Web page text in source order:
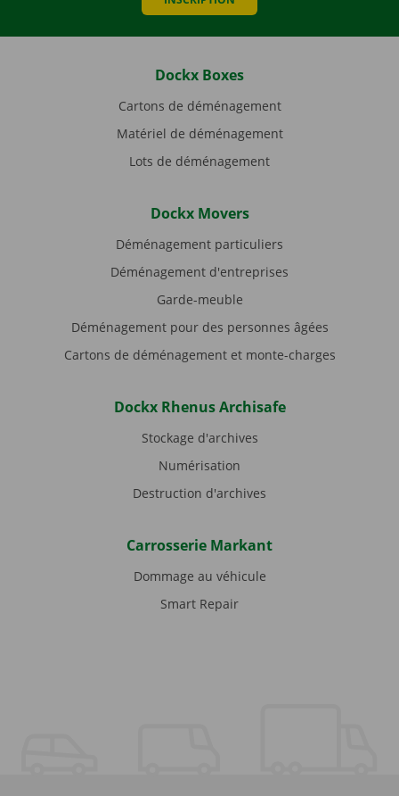
Dockx Boxes
Cartons de déménagement
Matériel de déménagement
Lots de déménagement
Dockx Movers
Déménagement particuliers
Déménagement d'entreprises
Garde-meuble
Déménagement pour des personnes âgées
Cartons de déménagement et monte-charges
Dockx Rhenus Archisafe
Stockage d'archives
Numérisation
Destruction d'archives
Carrosserie Markant
Dommage au véhicule
Smart Repair